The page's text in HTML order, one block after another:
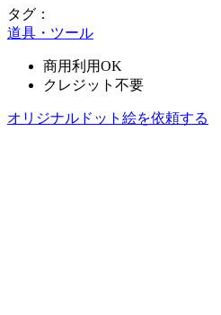
タグ：
道具・ツール
商用利用OK
クレジット不要
オリジナルドット絵を依頼する